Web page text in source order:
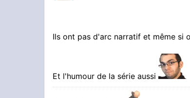
Ils ont pas d'arc narratif et même si
Et l'humour de la série aussi